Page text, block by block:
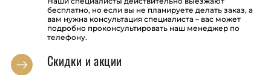
бесплатно, но если вы не планируете делать заказ, а
вам нужна консультация специалиста – вас может
подробно проконсультировать наш менеджер по
телефону.
Скидки и акции